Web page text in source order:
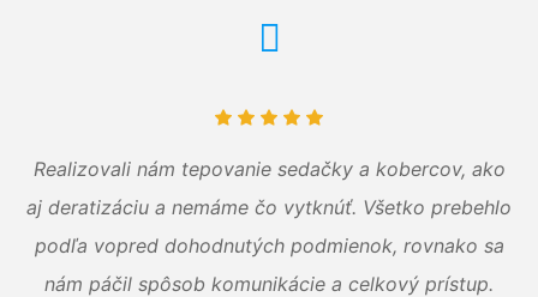
Realizovali nám tepovanie sedačky a kobercov, ako
aj deratizáciu a nemáme čo vytknúť. Všetko prebehlo
podľa vopred dohodnutých podmienok, rovnako sa
nám páčil spôsob komunikácie a celkový prístup.